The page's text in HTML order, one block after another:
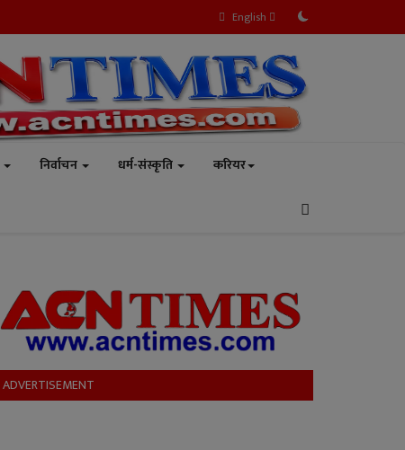
English
निर्वाचन धर्म-संस्कृति करियर
ADVERTISEMENT